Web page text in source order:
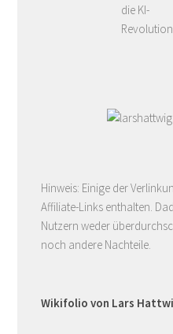
die KI-
Revolution
Hinweis: Einige der
Affiliate-Links enthalten.
Nutzern weder
noch andere Nachteile.
Wikifolio von Lars